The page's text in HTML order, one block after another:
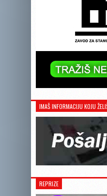
IMAŠ INFORMACIJU KOJU
REPRIZE